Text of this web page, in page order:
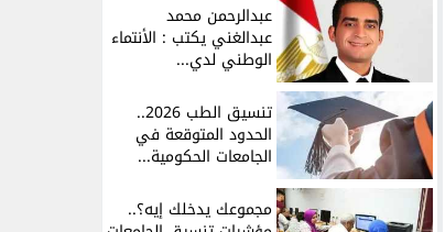
عبدالرحمن محمد
عبدالغني يكتب : الأنتماء
الوطني لدي...
تنسيق الطب 2026..
الحدود المتوقعة في
الجامعات الحكومية...
مجموعك يدخلك إيه؟..